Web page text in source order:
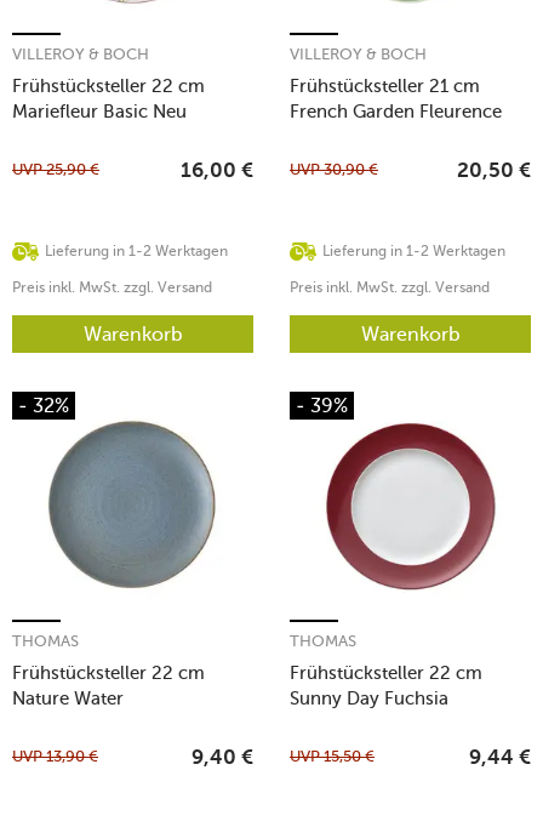
Frühstücksteller 22 cm
Mariefleur Basic Neu
VILLEROY & BOCH
Lieferung in 1-2 Werktagen
UVP25,90 € 16,00 €
Preis inkl. MwSt. zzgl. Versand
Warenkorb
Frühstücksteller 21 cm
French Garden Fleurence
VILLEROY & BOCH
Lieferung in 1-2 Werktagen
UVP30,90 € 20,50 €
Preis inkl. MwSt. zzgl. Versand
Warenkorb
- 32%
Frühstücksteller 22 cm
Nature Water
THOMAS
UVP13,90 € 9,40 €
- 39%
Frühstücksteller 22 cm
Sunny Day Fuchsia
THOMAS
UVP15,50 € 9,44 €